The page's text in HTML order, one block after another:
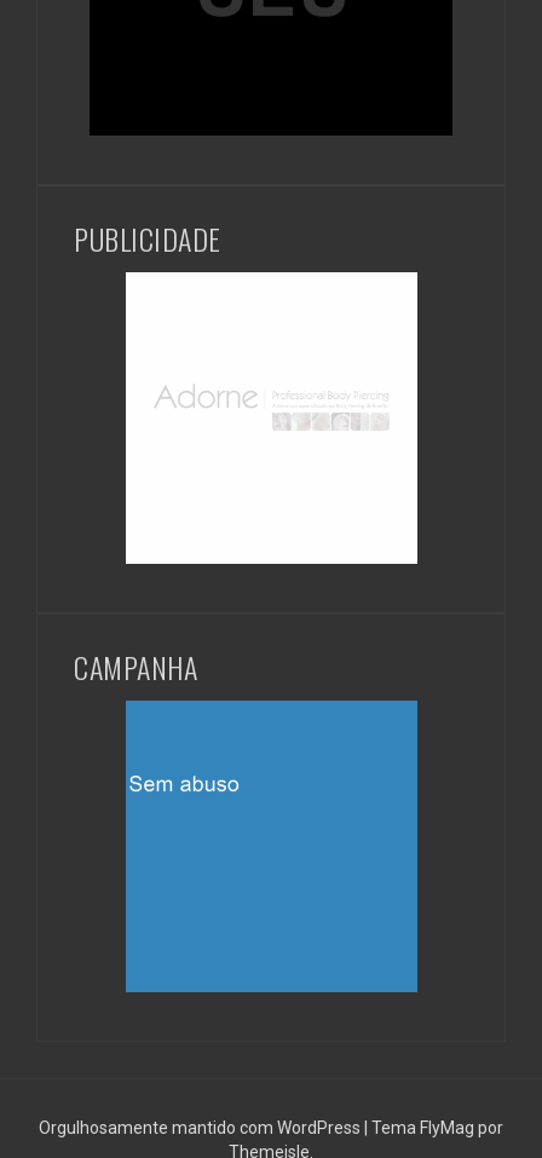
PUBLICIDADE
CAMPANHA
Orgulhosamente mantido com WordPress | Tema FlyMag por
Themeisle.